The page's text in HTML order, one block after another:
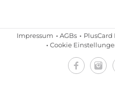
Impressum AGBs
Cookie